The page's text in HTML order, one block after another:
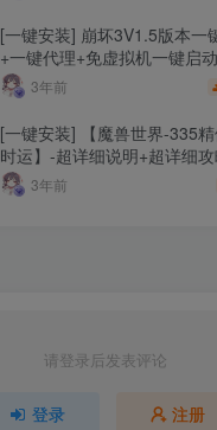
[一键安装] 崩坏3V1.5版本一
+一键代理+免虚拟机一键启
细指令+极简一键修改
3年前
[一键安装] 【魔兽世界-335
时运】-超详细说明+超详细
修版本-站长推荐+站长亲测
3年前
请登录后发表评论
登录 注册